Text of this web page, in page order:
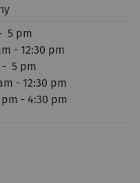
pm
- 12:30 pm
5 pm
- 12:30 pm
- 4:30 pm